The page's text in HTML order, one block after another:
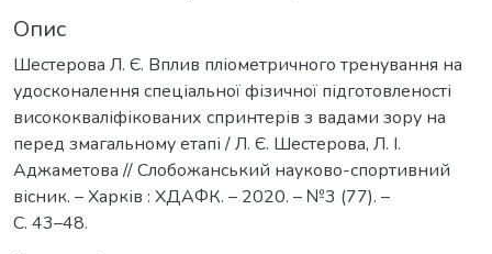
Опис
Шестерова Л. Є. Вплив пліометричного тренування на
удосконалення спеціальної фізичної підготовленості
висококваліфікованих спринтерів з вадами зору на
перед змагальному етапі / Л. Є. Шестерова, Л. І.
Аджаметова // Слобожанський науково-спортивний
вісник. – Харків : ХДАФК. – 2020. – №3 (77). –
С. 43–48.